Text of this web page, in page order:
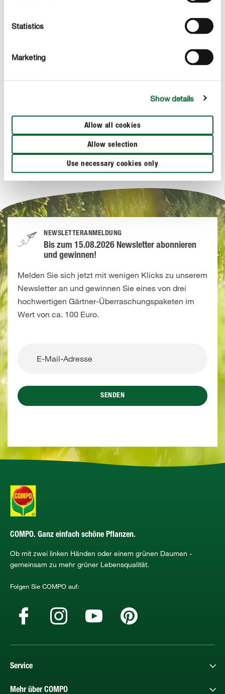
Statistics
Marketing
Show details
Allow all cookies
Allow selection
Use necessary cookies only
COMPO GROW ORGANIC LIGHT-MIX ERDE
NEWSLETTERANMELDUNG
Bis zum 15.08.2026 Newsletter abonnieren
und gewinnen!
Melden Sie sich jetzt mit wenigen Klicks zu unserem
Newsletter an und gewinnen Sie eines von drei
hochwertigen Gärtner-Überraschungspaketen im
Wert von ca. 100 Euro.
SENDEN
COMPO. Ganz einfach schöne Pflanzen.
Ob mit zwei linken Händen oder einem grünen Daumen -
gemeinsam zu mehr grüner Lebensqualität.
Folgen Sie COMPO auf:
Service
Mehr über COMPO